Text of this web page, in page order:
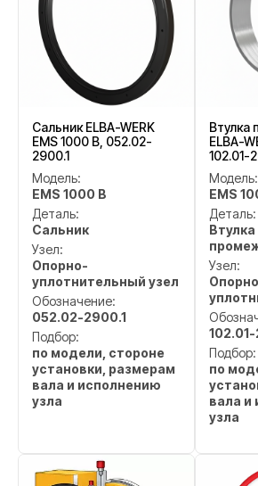
Сальник ELBA-WERK
EMS 1000 B, 052.02-
2900.1
Модель:
EMS 1000 B
Деталь:
Сальник
Узел:
Опорно-
уплотнительный узел
Обозначение:
052.02-2900.1
Подбор:
по модели, стороне
установки, размерам
вала и исполнению
узла
Втулка
ELBA-
102.01-
Модель:
EMS
Деталь:
Втулка
Узел:
Подбор:
по
вала и
узла